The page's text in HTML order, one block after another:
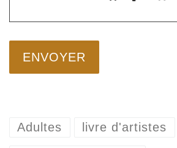
Adultes livre d'artistes